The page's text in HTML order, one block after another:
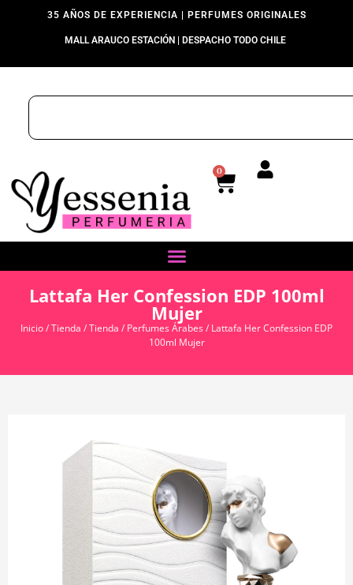
35 AÑOS DE EXPERIENCIA | PERFUMES ORIGINALES
MALL ARAUCO ESTACIÓN | DESPACHO TODO CHILE
0
Lattafa Her Confession EDP 100ml
Mujer
Inicio/Tienda /Tienda / Perfumes Árabes/ Lattafa Her Confession EDP
100ml Mujer